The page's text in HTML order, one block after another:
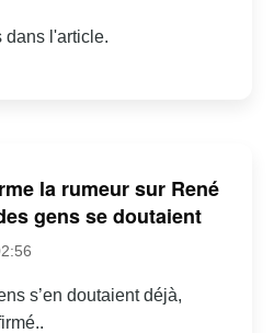
dans l'article.
la rumeur sur René
gens se doutaient
s’en doutaient déjà,